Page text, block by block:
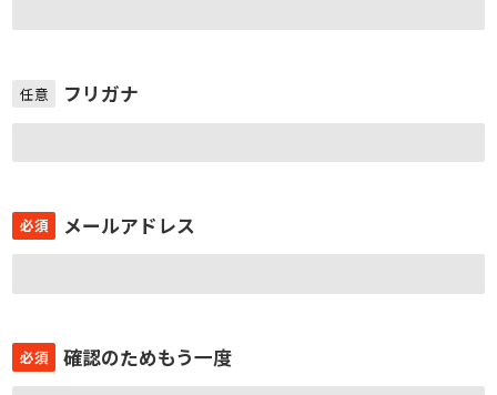
任意 フリガナ
必須 メールアドレス
必須 確認のためもう一度